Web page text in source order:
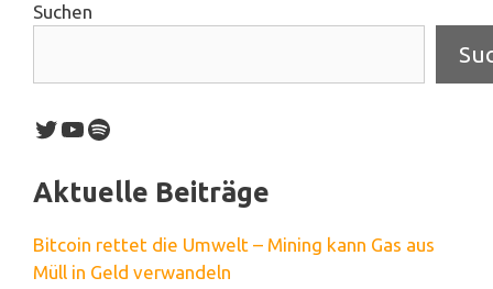
Suchen
Twitter
YouTube
Spotify
Aktuelle Beiträge
Bitcoin rettet die Umwelt – Mining kann Gas aus
Müll in Geld verwandeln